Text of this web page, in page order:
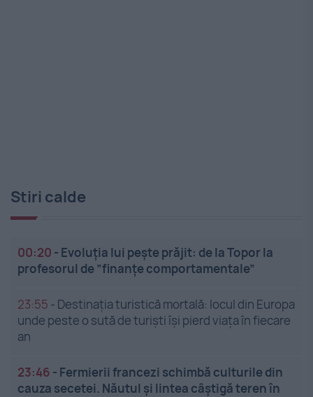
Stiri calde
00:20 - Evoluția lui pește prăjit: de la Topor la
profesorul de ”finanțe comportamentale”
23:55 - Destinația turistică mortală: locul din Europa
unde peste o sută de turiști își pierd viața în fiecare
an
23:46 - Fermierii francezi schimbă culturile din
cauza secetei. Năutul și lintea câștigă teren în